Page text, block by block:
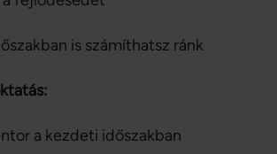
is számíthatsz ránk
a kezdeti időszakban